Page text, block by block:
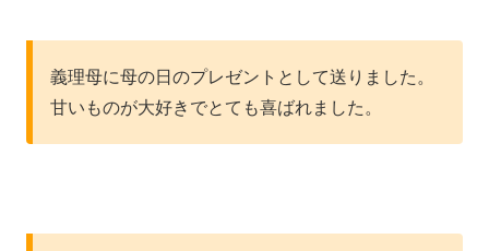
義理母に母の日のプレゼントとして送りました。
甘いものが大好きでとても喜ばれました。